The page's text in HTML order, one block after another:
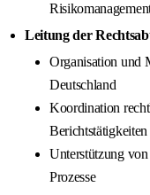
Leitung der
Organisation und
Deutschland
Koordination
Berichtstätigkeiten
Unterstützung
Prozesse